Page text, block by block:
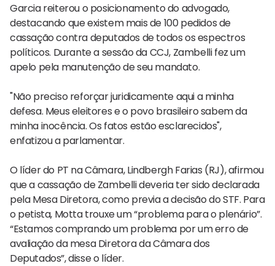
Garcia reiterou o posicionamento do advogado,
destacando que existem mais de 100 pedidos de
cassação contra deputados de todos os espectros
políticos. Durante a sessão da CCJ, Zambelli fez um
apelo pela manutenção de seu mandato.
"Não preciso reforçar juridicamente aqui a minha
defesa. Meus eleitores e o povo brasileiro sabem da
minha inocência. Os fatos estão esclarecidos",
enfatizou a parlamentar.
O líder do PT na Câmara, Lindbergh Farias (RJ), afirmou
que a cassação de Zambelli deveria ter sido declarada
pela Mesa Diretora, como previa a decisão do STF. Para
o petista, Motta trouxe um “problema para o plenário”.
“Estamos comprando um problema por um erro de
avaliação da mesa Diretora da Câmara dos
Deputados”, disse o líder.